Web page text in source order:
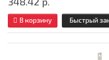
В корзину Быстрый